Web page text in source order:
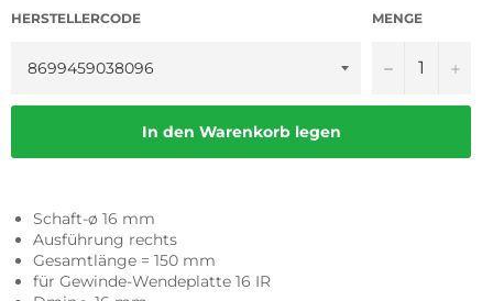
HERSTELLERCODE MENGE
− +
In den Warenkorb legen
Schaft-ø 16 mm
Ausführung rechts
Gesamtlänge = 150 mm
für Gewinde-Wendeplatte 16 IR